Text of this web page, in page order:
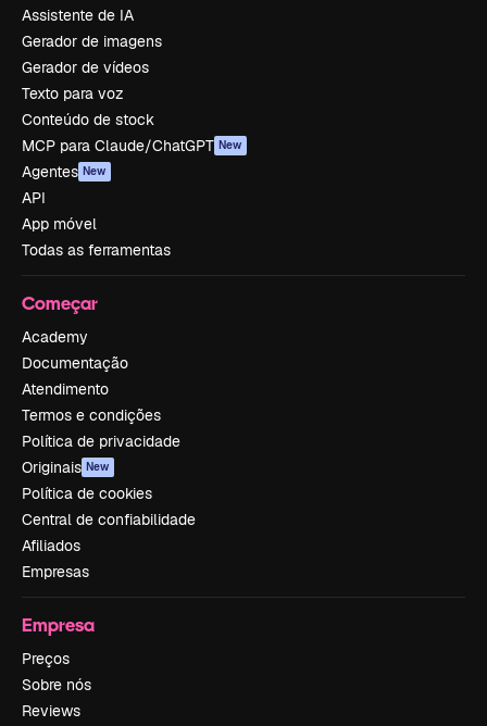
Assistente de IA
Gerador de imagens
Gerador de vídeos
Texto para voz
Conteúdo de stock
MCP para Claude/ChatGPT New
Agentes New
API
App móvel
Todas as ferramentas
Começar
Academy
Documentação
Atendimento
Termos e condições
Política de privacidade
Originais New
Política de cookies
Central de confiabilidade
Afiliados
Empresas
Empresa
Preços
Sobre nós
Reviews